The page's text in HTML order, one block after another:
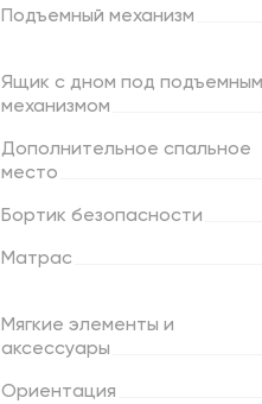
Подъемный механизм
Ящик с дном под подъемным
механизмом
Дополнительное спальное
место
Бортик безопасности
Матрас
Мягкие элементы и
аксессуары
Ориентация